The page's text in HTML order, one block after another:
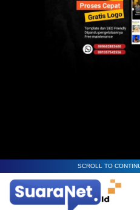
SCROLL TO